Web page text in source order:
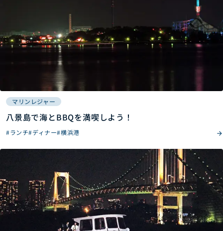
マリンレジャー
八景島で海とBBQを満喫しよう！
#ランチ#ディナー#横浜港